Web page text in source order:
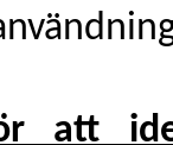
att